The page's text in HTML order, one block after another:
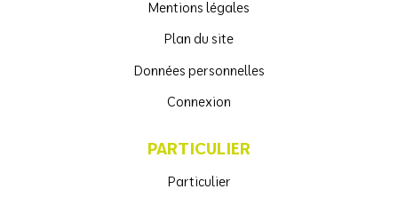
Mentions légales
Plan du site
Données personnelles
Connexion
PARTICULIER
Particulier